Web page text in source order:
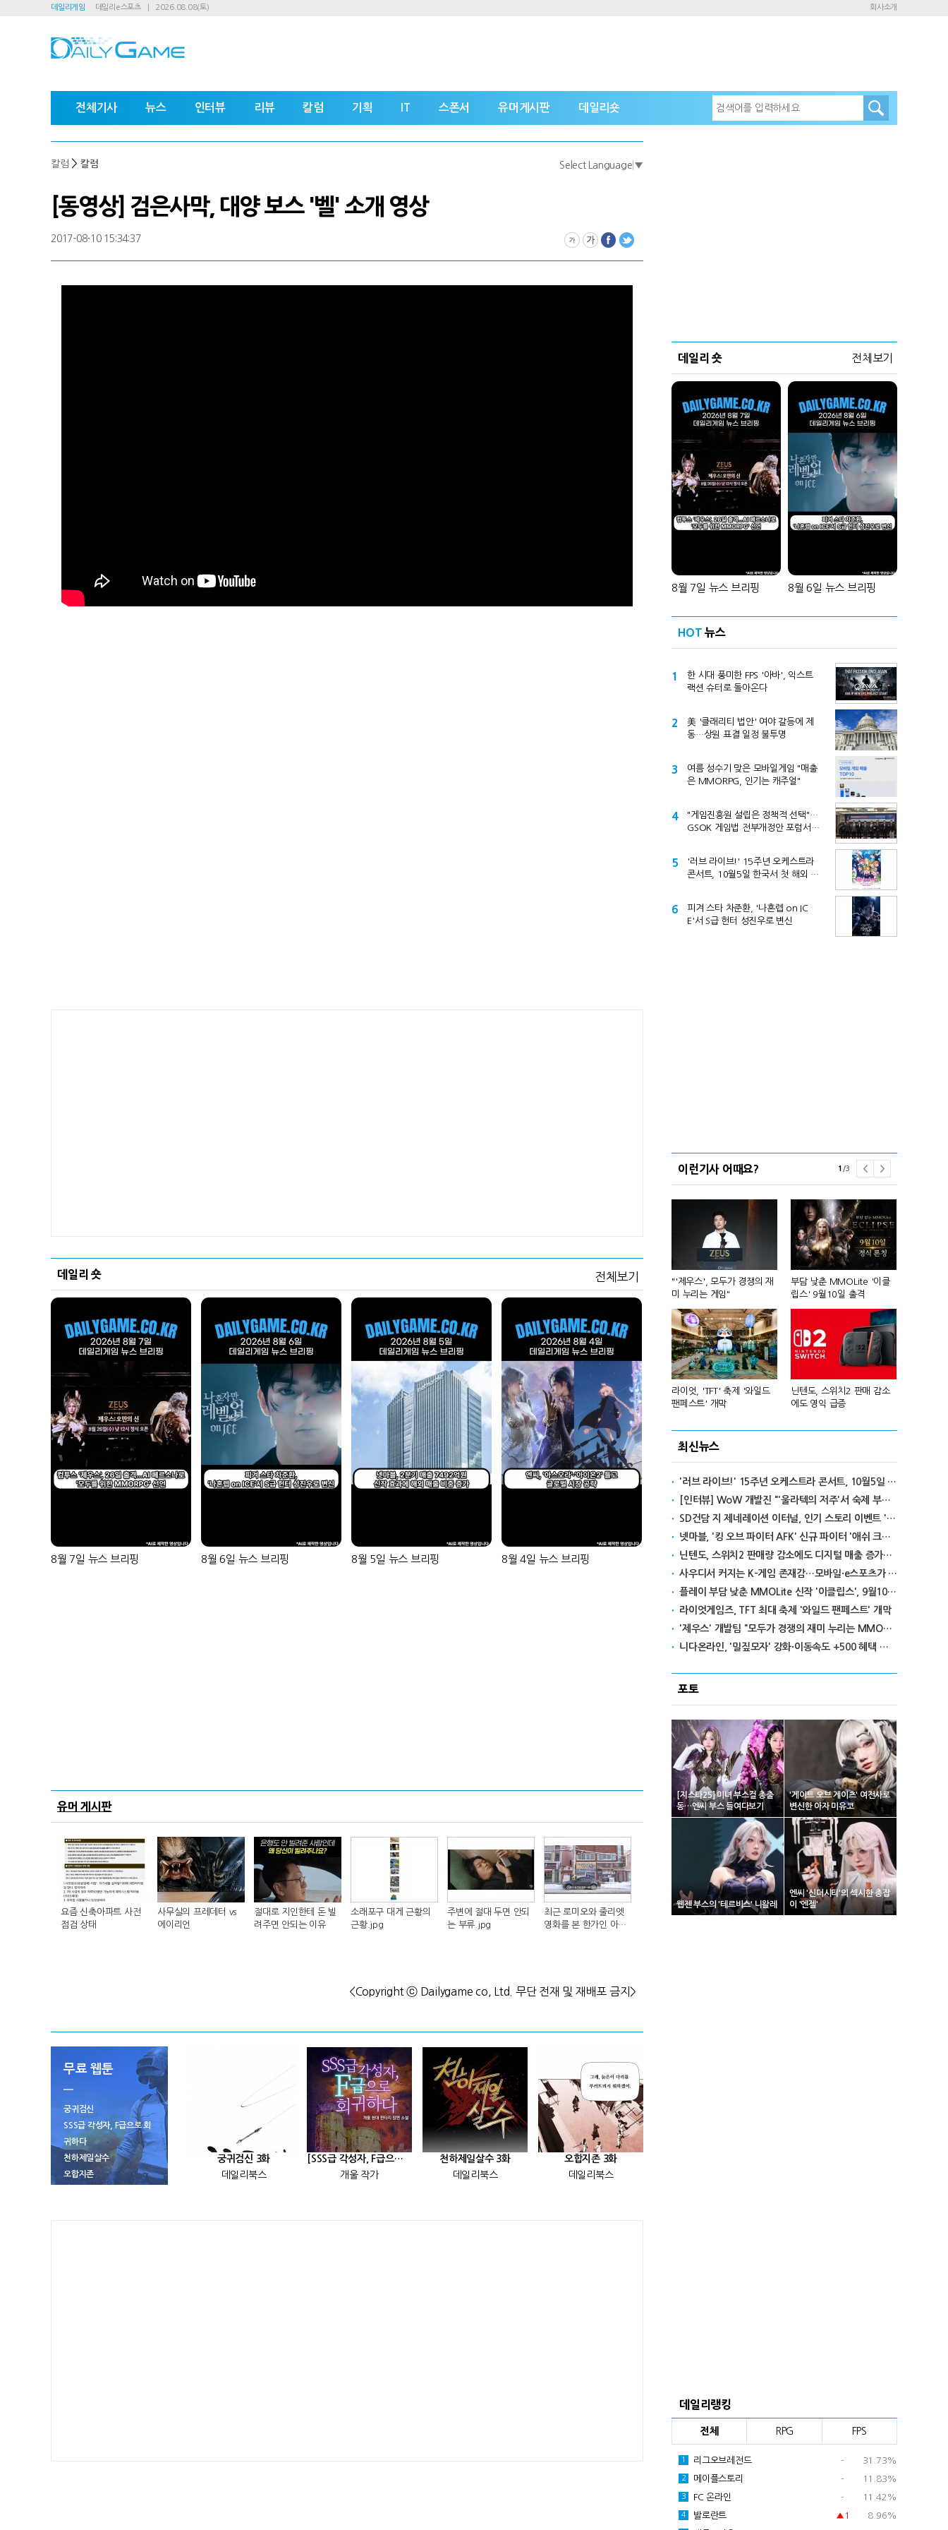
데일리게임 데일리e스포츠 2026.08.08(토) 회사소개
전체기사 뉴스 인터뷰 리뷰 칼럼 기획 IT 스폰서 유머게시판 데일리숏
칼럼 > 칼럼 Select Language ▼
[동영상] 검은사막, 대양 보스 '벨' 소개 영상
2017-08-10 15:34:37
데일리 숏 전체보기
8월 7일 뉴스 브리핑 8월 6일 뉴스 브리핑 8월 5일 뉴스 브리핑 8월 4일 뉴스 브리핑
유머 게시판
요즘 신축아파트 사전
점검 상태
사무실의 프레데터 vs
에이리언
절대로 지인한테 돈 빌
려주면 안되는 이유
소래포구 대게 근황의
근황.jpg
주변에 절대 두면 안되
는 부류.jpg
최근 로미오와 줄리엣
영화를 본 한가인 아들
<Copyright ⓒ Dailygame co, Ltd. 무단 전재 및 재배포 금지>
무료 웹툰
궁귀검신
SSS급 각성자, F급으로 회
귀하다
천하제일살수
오합지존
궁귀검신 3화
데일리북스
[SSS급 각성자, F급으로 회귀하다] 25화
개울 작가
천하제일살수 3화
데일리북스
오합지존 3화
데일리북스
데일리 숏 전체보기
8월 7일 뉴스 브리핑 8월 6일 뉴스 브리핑
HOT 뉴스
1
한 시대 풍미한 FPS '아바', 익스트
랙션 슈터로 돌아온다
2
美 '클래리티 법안' 여야 갈등에 제
동…상원 표결 일정 불투명
3
여름 성수기 맞은 모바일게임 "매출
은 MMORPG, 인기는 캐주얼"
4
"게임진흥원 설립은 정책적 선택"…
GSOK 게임법 전부개정안 포럼서
5
'러브 라이브!' 15주년 오케스트라
콘서트, 10월5일 한국서 첫 해외 공
6
피겨 스타 차준환, '나혼렙 on IC
E'서 S급 헌터 성진우로 변신
이런기사 어때요? 1 /3
크래프톤, '게임스컴'서 신작
달리고 헌혈하고…'블루아
카' 이색 사회공헌
카카오게임즈, 내년 흑자 전
환 자신
"'제우스', 모두가 경쟁의 재
미 누리는 게임"
부담 낮춘 MMOLite '이클
립스' 9월10일 출격
라이엇, 'TFT' 축제 '와일드
팬페스트' 개막
닌텐도, 스위치2 판매 감소
에도 영익 급증
최신뉴스
'러브 라이브!' 15주년 오케스트라 콘서트, 10월5일 한국서 첫 해외 공연
[인터뷰] WoW 개발진 "'울라텍의 저주'서 숙제 부담 줄이고 보상 높여"
SD건담 지 제네레이션 이터널, 인기 스토리 이벤트 '라크로아의 용사' 재개최
넷마블, '킹 오브 파이터 AFK' 신규 파이터 '애쉬 크림존' 업데이트
닌텐도, 스위치2 판매량 감소에도 디지털 매출 증가로 영익 급증
사우디서 커지는 K-게임 존재감…모바일·e스포츠가 이끌었다
플레이 부담 낮춘 MMOLite 신작 '이클립스', 9월10일 출격
라이엇게임즈, TFT 최대 축제 '와일드 팬페스트' 개막
'제우스' 개발팀 "모두가 경쟁의 재미 누리는 MMORPG로 만들 것"
니다온라인, '밀짚모자' 강화·이동속도 +500 혜택 이벤트 진행
포토
[지스타25] 미녀 부스걸 총출
동…엔씨 부스 들여다보기
'게이트 오브 게이츠' 여전사로
변신한 아자 미유코
웹젠 부스의 '테르비스' 니왈레
엔씨 '신더시티'의 섹시한 총잡
이 '엔젤'
데일리랭킹
전체 RPG FPS
1 리그오브레전드 - 31.73%
2 메이플스토리 - 11.83%
3 FC 온라인 - 11.42%
4 발로란트 ▲1 8.96%